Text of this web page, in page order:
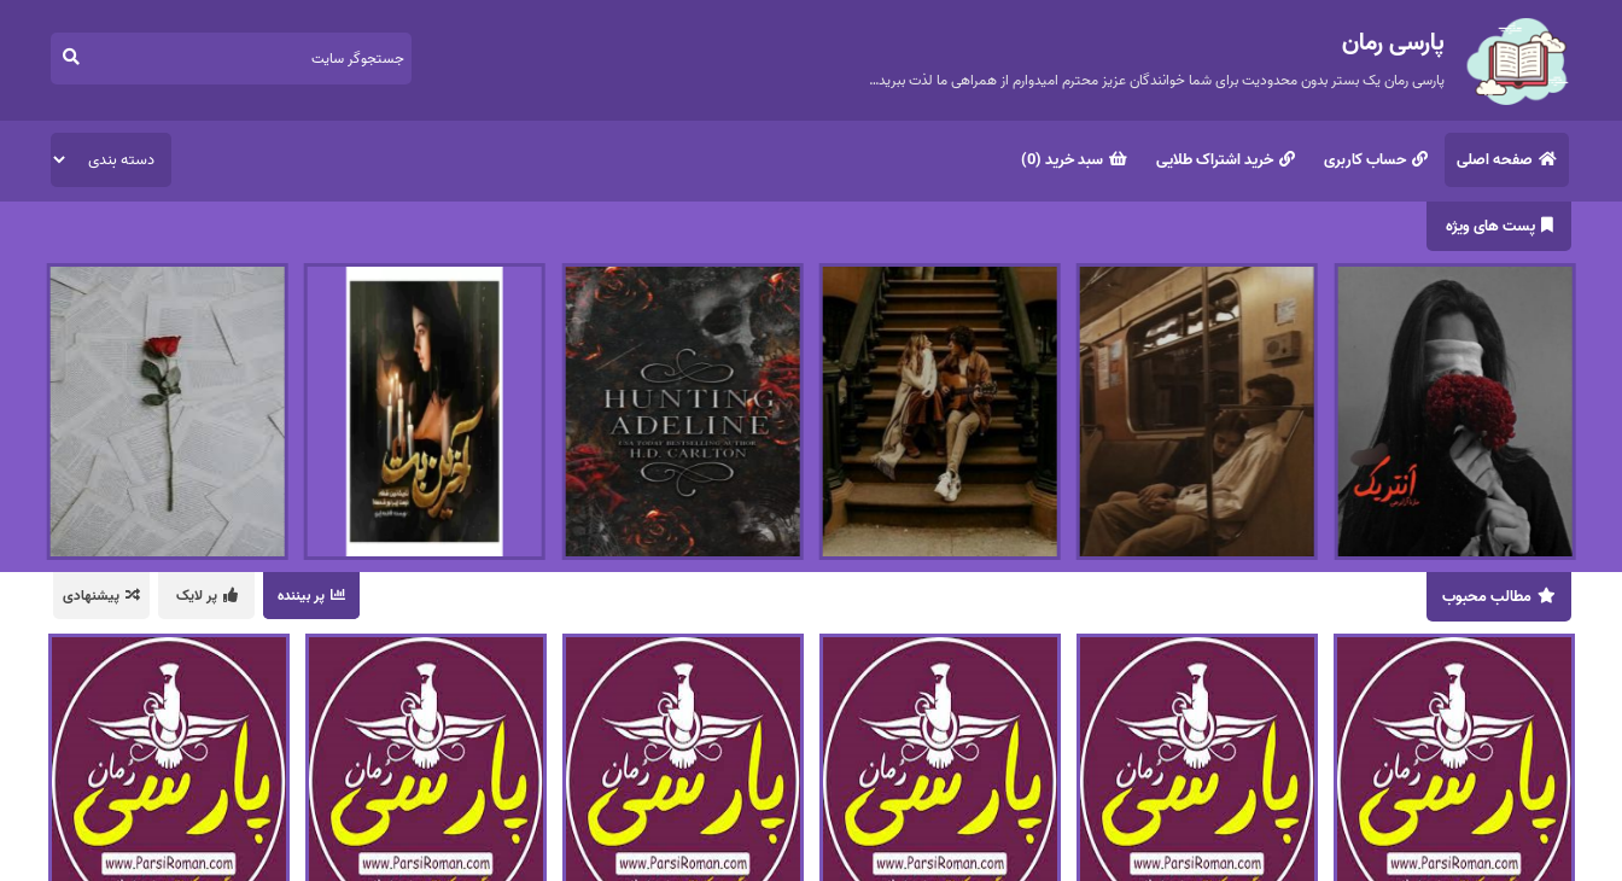
پارسی رمان
پارسی رمان یک بستر بدون محدودیت برای شما خوانندگان عزیز محترم امیدوارم از همراهی ما لذت ببرید…
صفحه اصلی حساب کاربری خرید اشتراک طلایی سبد خرید (0)
پست های ویژه
پر بیننده پر لایک پیشنهادی مطالب محبوب